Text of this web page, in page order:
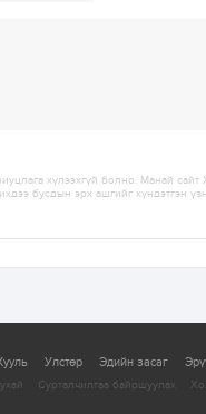
хүлээхгүй болно. Манай
бусдын эрх ашгийг хүндэтгэн
Улстөр Эдийн засаг
Сурталчилгаа байршуулах